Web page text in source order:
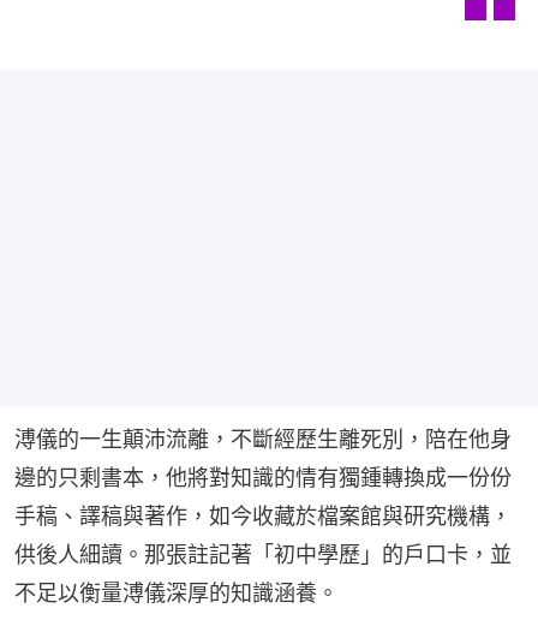
溥儀的一生顛沛流離，不斷經歷生離死別，陪在他身
邊的只剩書本，他將對知識的情有獨鍾轉換成一份份
手稿、譯稿與著作，如今收藏於檔案館與研究機構，
供後人細讀。那張註記著「初中學歷」的戶口卡，並
不足以衡量溥儀深厚的知識涵養。